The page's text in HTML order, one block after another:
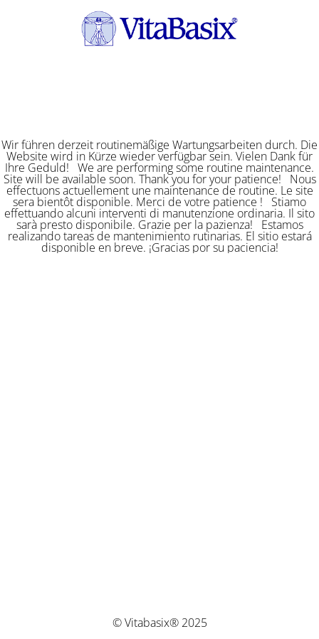
Wir führen derzeit routinemäßige Wartungsarbeiten durch. Die
Website wird in Kürze wieder verfügbar sein. Vielen Dank für
Ihre Geduld! We are performing some routine maintenance.
Site will be available soon. Thank you for your patience! Nous
effectuons actuellement une maintenance de routine. Le site
sera bientôt disponible. Merci de votre patience ! Stiamo
effettuando alcuni interventi di manutenzione ordinaria. Il sito
sarà presto disponibile. Grazie per la pazienza! Estamos
realizando tareas de mantenimiento rutinarias. El sitio estará
disponible en breve. ¡Gracias por su paciencia!
© Vitabasix® 2025